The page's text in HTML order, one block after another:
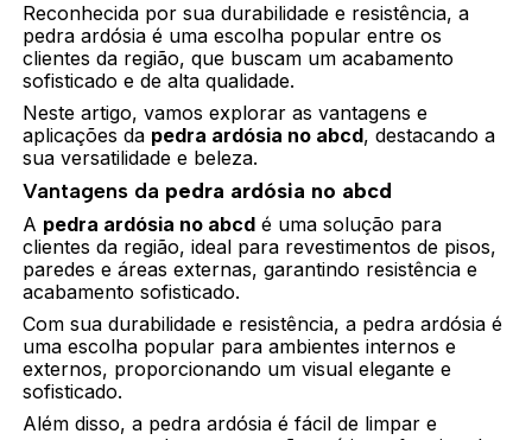
Reconhecida por sua durabilidade e resistência, a
pedra ardósia é uma escolha popular entre os
clientes da região, que buscam um acabamento
sofisticado e de alta qualidade.
Neste artigo, vamos explorar as vantagens e
aplicações da pedra ardósia no abcd, destacando a
sua versatilidade e beleza.
Vantagens da pedra ardósia no abcd
A pedra ardósia no abcd é uma solução para
clientes da região, ideal para revestimentos de pisos,
paredes e áreas externas, garantindo resistência e
acabamento sofisticado.
Com sua durabilidade e resistência, a pedra ardósia é
uma escolha popular para ambientes internos e
externos, proporcionando um visual elegante e
sofisticado.
Além disso, a pedra ardósia é fácil de limpar e